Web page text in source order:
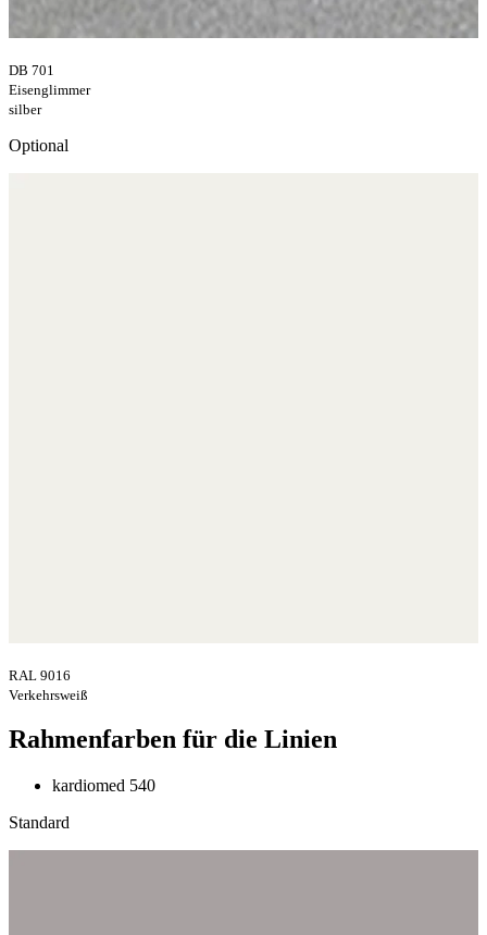
DB 701
Eisenglimmer
silber
Optional
RAL 9016
Verkehrsweiß
Rahmenfarben für die Linien
kardiomed 540
Standard